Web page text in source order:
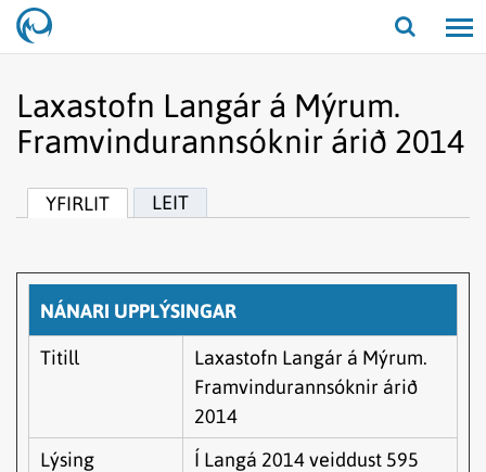
Opna/
Laxastofn Langár á Mýrum.
Framvindurannsóknir árið 2014
YFIRLIT LEIT
NÁNARI UPPLÝSINGAR
Titill
Laxastofn Langár á Mýrum.
Framvindurannsóknir árið
2014
Lýsing
Í Langá 2014 veiddust 595